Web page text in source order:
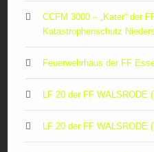
CCFM 3000 – „Kater“ der
Katastrophenschutz
Feuerwehrhaus der FF
LF 20 der FF WALSRODE
LF 20 der FF WALSRODE